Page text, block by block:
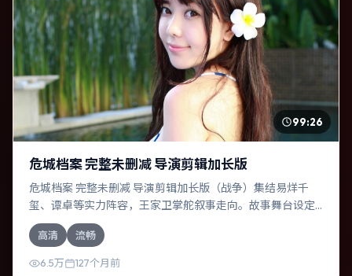
99:26
危城档案 完整未删减 导演剪辑加长版
危城档案 完整未删减 导演剪辑加长版（战争）集结易烊千
玺、谭卓等实力阵容，王家卫掌舵叙事走向。故事舞台设定
于中国台湾，围绕一次意外选择展开连锁反应；配乐与色彩
高度服务于主题，结尾留白耐人寻味。
高清 流畅
6.5万 127个月前